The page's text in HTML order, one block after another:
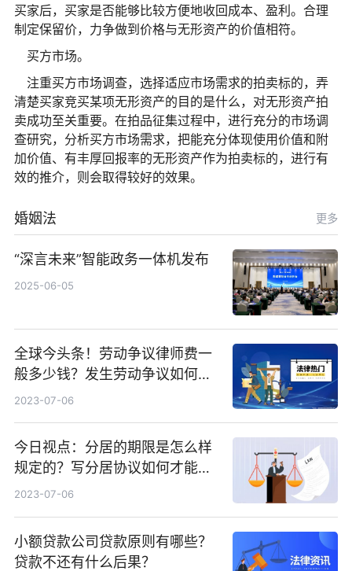
买家后，买家是否能够比较方便地收回成本、盈利。合理
制定保留价，力争做到价格与无形资产的价值相符。
买方市场。
注重买方市场调查，选择适应市场需求的拍卖标的，弄
清楚买家竞买某项无形资产的目的是什么，对无形资产拍
卖成功至关重要。在拍品征集过程中，进行充分的市场调
查研究，分析买方市场需求，把能充分体现使用价值和附
加价值、有丰厚回报率的无形资产作为拍卖标的，进行有
效的推介，则会取得较好的效果。
婚姻法 更多
“深言未来”智能政务一体机发布
2025-06-05
全球今头条！劳动争议律师费一
般多少钱？发生劳动争议如何算
工资？
2023-07-06
今日视点：分居的期限是怎么样
规定的？写分居协议如何才能有
效？
2023-07-06
小额贷款公司贷款原则有哪些？
贷款不还有什么后果？